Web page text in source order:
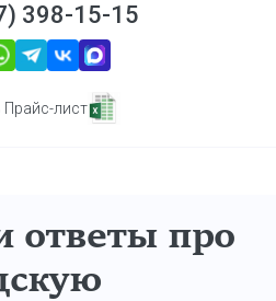
398-15-15
Прайс-лист
ответы про